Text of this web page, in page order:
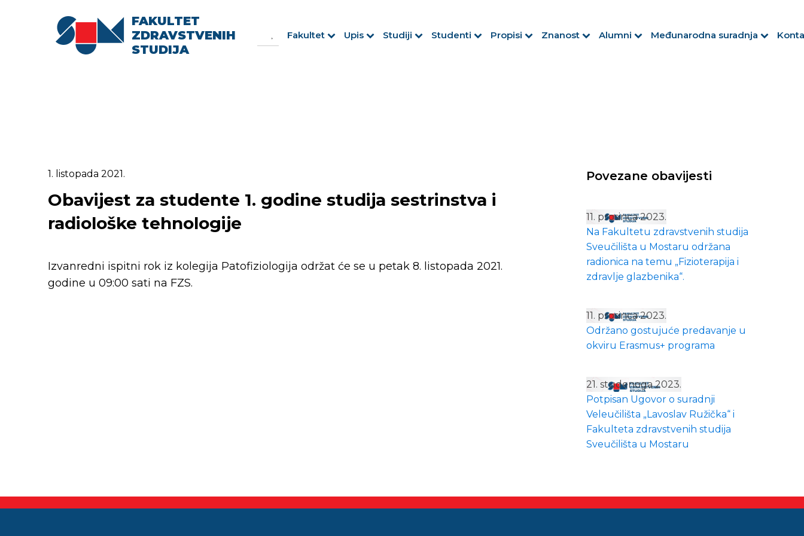
FAKULTET
ZDRAVSTVENIH
STUDIJA
for:
Fakultet Upis Studiji Studenti Propisi Znanost Alumni Međunarodna suradnja
1. listopada 2021.
Obavijest za studente 1. godine studija sestrinstva i
radiološke tehnologije
Izvanredni ispitni rok iz kolegija Patofiziologija održat će se u petak 8. listopada 2021.
godine u 09:00 sati na FZS.
Povezane obavijesti
11. prosinca 2023.
Na Fakultetu zdravstvenih studija
Sveučilišta u Mostaru održana
radionica na temu „Fizioterapija i
zdravlje glazbenika“.
11. prosinca 2023.
Održano gostujuće predavanje u
okviru Erasmus+ programa
21. studenoga 2023.
Potpisan Ugovor o suradnji
Veleučilišta „Lavoslav Ružička“ i
Fakulteta zdravstvenih studija
Sveučilišta u Mostaru